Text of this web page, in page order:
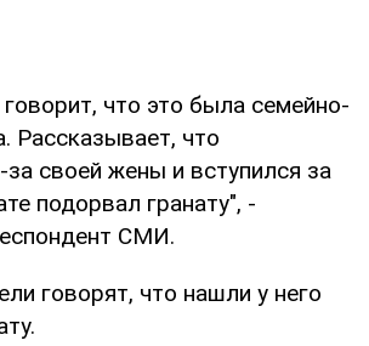
что это была семейно-
Рассказывает, что
за своей жены и вступился за
подорвал гранату", -
СМИ.
говорят, что нашли у него